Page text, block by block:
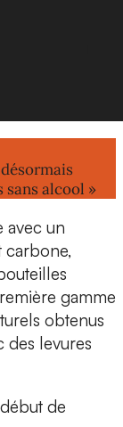
sans alcool »
avec un
carbone,
gamme
obtenus
des levures
de